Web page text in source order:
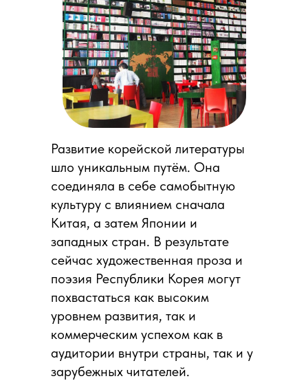
Развитие корейской литературы
шло уникальным путём. Она
соединяла в себе самобытную
культуру с влиянием сначала
Китая, а затем Японии и
западных стран. В результате
сейчас художественная проза и
поэзия Республики Корея могут
похвастаться как высоким
уровнем развития, так и
коммерческим успехом как в
аудитории внутри страны, так и у
зарубежных читателей.